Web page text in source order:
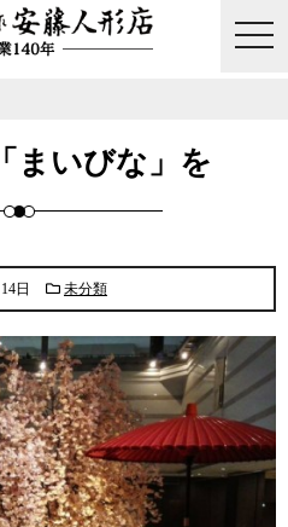
まいびな」を
日 未分類